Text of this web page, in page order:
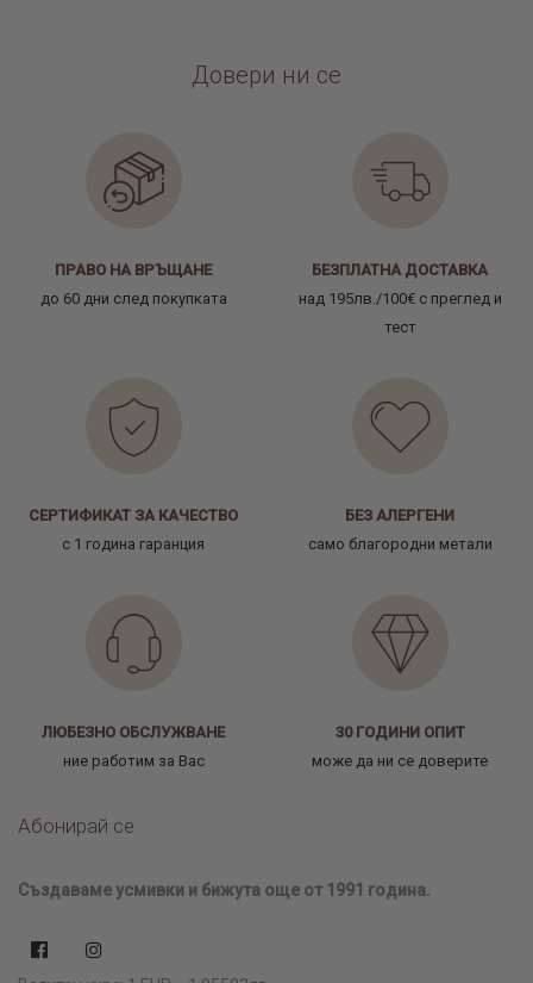
Довери ни се
ПРАВО НА ВРЪЩАНЕ
до 60 дни след покупката
БЕЗПЛАТНА ДОСТАВКА
над 195лв./100€ с преглед и
тест
СЕРТИФИКАТ ЗА КАЧЕСТВО
с 1 година гаранция
БЕЗ АЛЕРГЕНИ
само благородни метали
ЛЮБЕЗНО ОБСЛУЖВАНЕ
ние работим за Вас
30 ГОДИНИ ОПИТ
може да ни се доверите
Абонирай се
Създаваме усмивки и бижута още от 1991 година.